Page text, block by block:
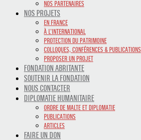
NOS PARTENAIRES
NOS PROJETS
EN FRANCE
À L’INTERNATIONAL
PROTECTION DU PATRIMOINE
COLLOQUES, CONFÉRENCES & PUBLICATIONS
PROPOSER UN PROJET
FONDATION ABRITANTE
SOUTENIR LA FONDATION
NOUS CONTACTER
DIPLOMATIE HUMANITAIRE
ORDRE DE MALTE ET DIPLOMATIE
PUBLICATIONS
ARTICLES
FAIRE UN DON